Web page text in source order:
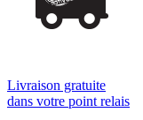
Livraison gratuite
dans votre point relais